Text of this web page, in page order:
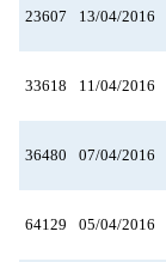
13/04/2016
23607
11/04/2016
33618
07/04/2016
36480
05/04/2016
64129